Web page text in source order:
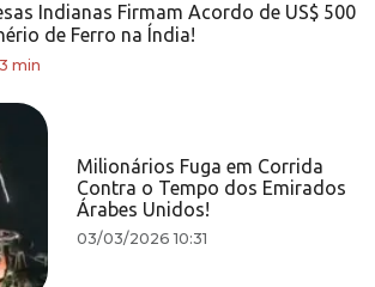
Indianas Firmam Acordo de US$ 500
de Ferro na Índia!
3 min
Milionários Fuga em Corrida
Contra o Tempo dos Emirados
Árabes Unidos!
03/03/2026 10:31